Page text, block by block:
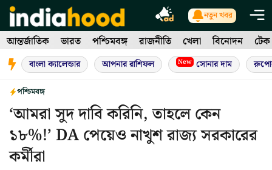
Skip
to
content
নতুন খবর
আন্তর্জাতিক ভারত পশ্চিমবঙ্গ রাজনীতি খেলা বিনোদন টেক
বাংলা ক্যালেন্ডার আপনার রাশিফল New সোনার দাম
পশ্চিমবঙ্গ
‘আমরা সুদ দাবি করিনি, তাহলে কেন
১৮%!’ DA পেয়েও নাখুশ রাজ্য সরকারের
কর্মীরা